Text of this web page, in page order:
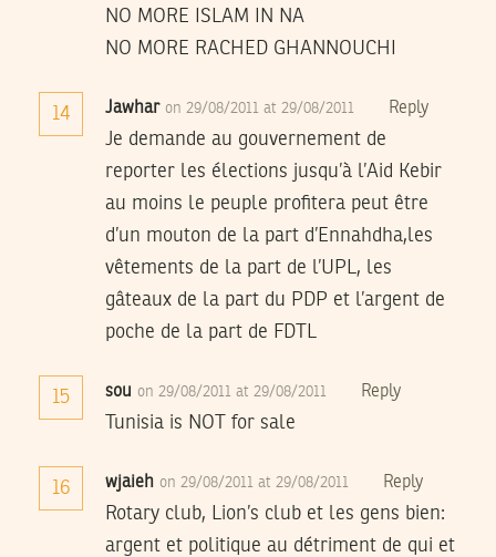
NO MORE ISLAM IN NA
NO MORE RACHED GHANNOUCHI
14 Jawhar on 29/08/2011 at 29/08/2011 Reply
Je demande au gouvernement de
reporter les élections jusqu’à l’Aid Kebir
au moins le peuple profitera peut être
d’un mouton de la part d’Ennahdha,les
vêtements de la part de l’UPL, les
gâteaux de la part du PDP et l’argent de
poche de la part de FDTL
15 sou on 29/08/2011 at 29/08/2011 Reply
Tunisia is NOT for sale
16 wjaieh on 29/08/2011 at 29/08/2011 Reply
Rotary club, Lion’s club et les gens bien:
argent et politique au détriment de qui et